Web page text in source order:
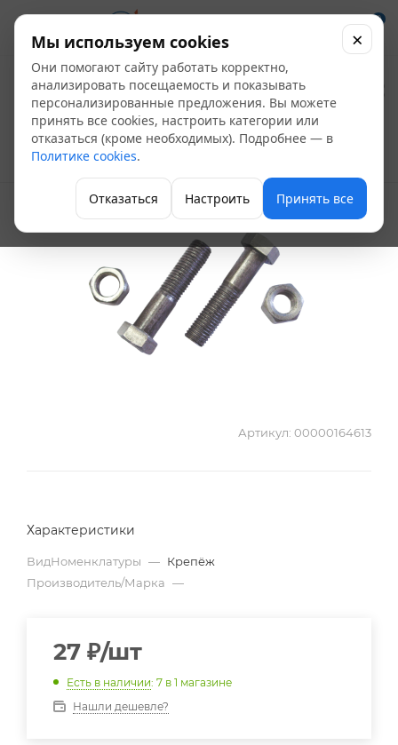
0
Болт с гайкой М
14*60 (шт.)
Болт с гайкой
Артикул: 00000164613
Характеристики
ВидНоменклатуры — Крепёж
Производитель/Марка —
27 ₽/шт
Есть в наличии: 7 в 1 магазине
Нашли дешевле?
Мы используем cookies
Они помогают сайту работать корректно,
анализировать посещаемость и показывать
персонализированные предложения. Вы можете
принять все cookies, настроить категории или
отказаться (кроме необходимых). Подробнее — в
Политике cookies.
Отказаться Настроить Принять все
×